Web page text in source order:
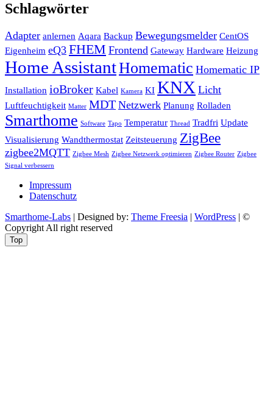
Schlagwörter
Adapter anlernen Aqara Backup Bewegungsmelder CentOS
Eigenheim eQ3 FHEM Frontend Gateway Hardware Heizung
Home AssistantHomematic Homematic IP
Installation ioBroker Kabel Kamera KI KNX Licht
Luftfeuchtigkeit Matter MDT Netzwerk Planung Rolladen
Smarthome Software Tapo Temperatur Thread Tradfri Update
Visualisierung Wandthermostat Zeitsteuerung ZigBee
zigbee2MQTT Zigbee Mesh Zigbee Netzwerk optimieren Zigbee Router Zigbee
Signal verbessern
Impressum
Datenschutz
Smarthome-Labs | Designed by: Theme Freesia | WordPress | ©
Copyright All right reserved
Top